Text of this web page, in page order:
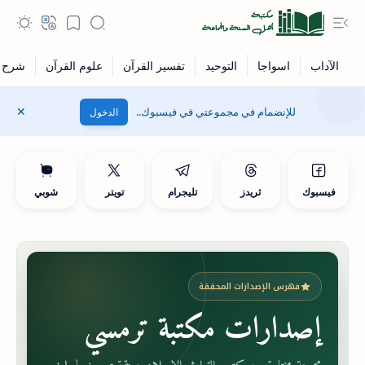
للإنضمام في مجموعتي في فيسبوك.. الدخول
فيسبوك ثريدز تليجرام تويتر شوبي
فهرس الإصدارات المحققة
إصدارات مكتبة ترمسي